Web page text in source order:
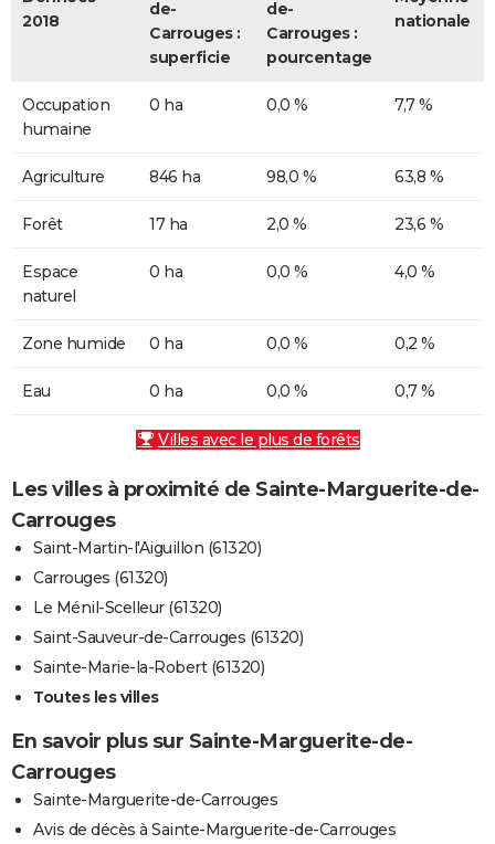
2018
de-
Carrouges :
superficie
de-
Carrouges :
pourcentage
nationale
Occupation
humaine
0 ha 0,0 % 7,7 %
Agriculture 846 ha 98,0 % 63,8 %
Forêt 17 ha 2,0 % 23,6 %
Espace
naturel
0 ha 0,0 % 4,0 %
Zone humide 0 ha 0,0 % 0,2 %
Eau 0 ha 0,0 % 0,7 %
Villes avec le plus de forêts
Les villes à proximité de Sainte-Marguerite-de-
Carrouges
Saint-Martin-l'Aiguillon (61320)
Carrouges (61320)
Le Ménil-Scelleur (61320)
Saint-Sauveur-de-Carrouges (61320)
Sainte-Marie-la-Robert (61320)
Toutes les villes
En savoir plus sur Sainte-Marguerite-de-
Carrouges
Sainte-Marguerite-de-Carrouges
Avis de décès à Sainte-Marguerite-de-Carrouges